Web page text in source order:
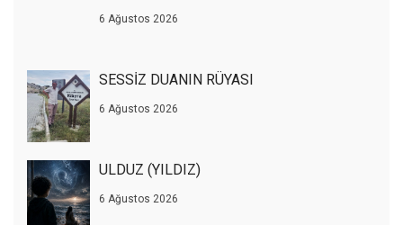
6 Ağustos 2026
SESSİZ DUANIN RÜYASI
6 Ağustos 2026
ULDUZ (YILDIZ)
6 Ağustos 2026